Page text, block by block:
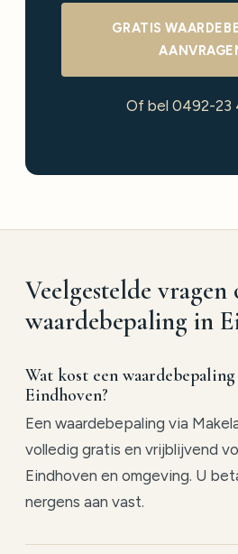
GRATIS
Of bel 0492-23
Veelgestelde vragen
waardebepaling in
Wat kost een
Eindhoven?
Een waardebepaling via
volledig gratis en vrijblijvend
Eindhoven en omgeving. U
nergens aan vast.